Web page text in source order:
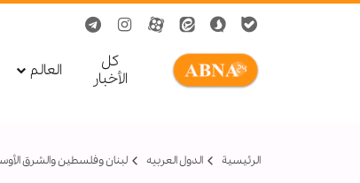
کل
الأخبار
العالم
الرئيسية الدول العربیه لبنان وفلسطين والشرق